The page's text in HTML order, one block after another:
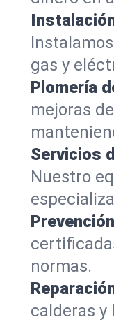
gas y
Plomería
mejoras
Servicios
Nuestro
normas.
calderas y